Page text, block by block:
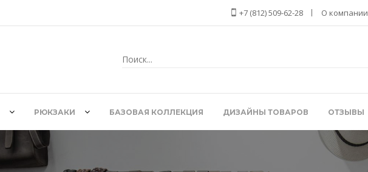
+7 (812) 509-62-28 О компании
РЮКЗАКИ БАЗОВАЯ КОЛЛЕКЦИЯ ДИЗАЙНЫ ТОВАРОВ ОТЗЫВЫ